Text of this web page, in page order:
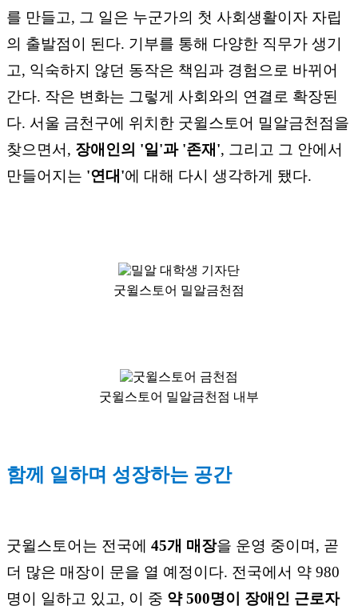
를 만들고, 그 일은 누군가의 첫 사회생활이자 자립
의 출발점이 된다. 기부를 통해 다양한 직무가 생기
고, 익숙하지 않던 동작은 책임과 경험으로 바뀌어
간다. 작은 변화는 그렇게 사회와의 연결로 확장된
다. 서울 금천구에 위치한 굿윌스토어 밀알금천점을
찾으면서, 장애인의 '일'과 '존재', 그리고 그 안에서
만들어지는 '연대'에 대해 다시 생각하게 됐다.
굿윌스토어 밀알금천점
굿윌스토어 밀알금천점 내부
함께 일하며 성장하는 공간
굿윌스토어는 전국에 45개 매장을 운영 중이며, 곧
더 많은 매장이 문을 열 예정이다. 전국에서 약 980
명이 일하고 있고, 이 중 약 500명이 장애인 근로자